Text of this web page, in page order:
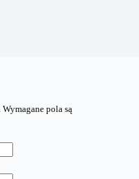
Wymagane pola są